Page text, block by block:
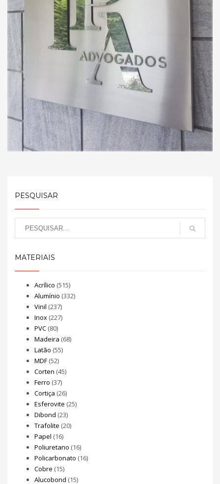
PESQUISAR
MATERIAIS
Acrílico (515)
Alumínio (332)
Vinil (237)
Inox (227)
PVC (80)
Madeira (68)
Latão (55)
MDF (52)
Corten (45)
Ferro (37)
Cortiça (26)
Esferovite (25)
Dibond (23)
Trafolite (20)
Papel (16)
Poliuretano (16)
Policarbonato (16)
Cobre (15)
Alucobond (15)